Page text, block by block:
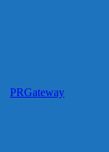
PRGateway